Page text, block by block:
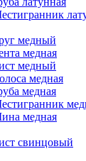
медный
медная
медный
медная
медная
медная
свинцовый